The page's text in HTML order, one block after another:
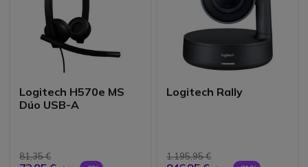
Logitech H570e MS
Dúo USB-A
81,35 €
Logitech Rally
1.195,95 €